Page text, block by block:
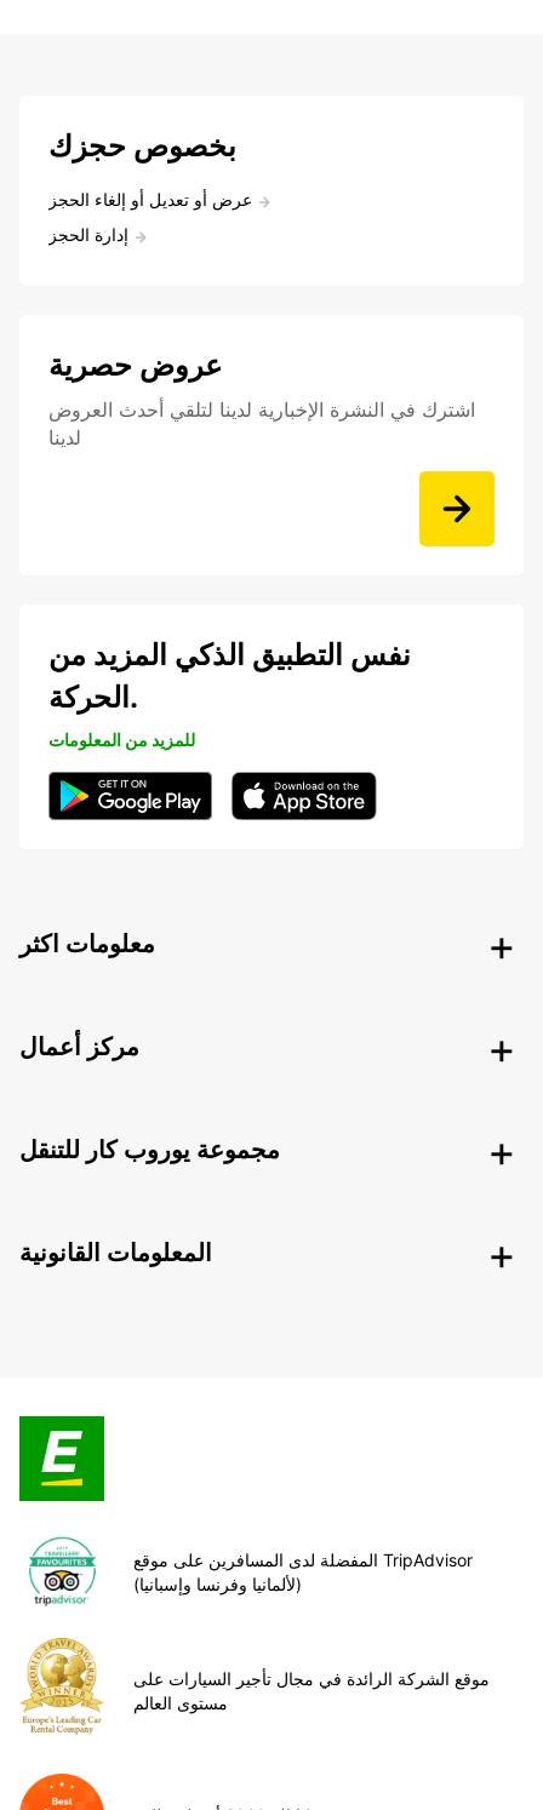
بخصوص حجزك
عرض أو تعديل أو إلغاء الحجز
إدارة الحجز
عروض حصرية
اشترك في النشرة الإخبارية لدينا لتلقي أحدث العروض
لدينا
نفس التطبيق الذكي المزيد من
الحركة.
للمزيد من المعلومات
معلومات اكثر
مركز أعمال
مجموعة يوروب كار للتنقل
المعلومات القانونية
المفضلة لدى المسافرين على موقع TripAdvisor
(لألمانيا وفرنسا وإسبانيا)
موقع الشركة الرائدة في مجال تأجير السيارات على
مستوى العالم